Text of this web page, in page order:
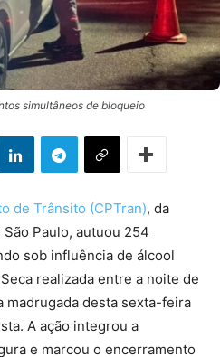
simultâneos de bloqueio
de Trânsito (CPTran), da
Paulo, autuou 254
sob influência de álcool
realizada entre a noite de
desta sexta-feira
A ação integrou a
e marcou o encerramento